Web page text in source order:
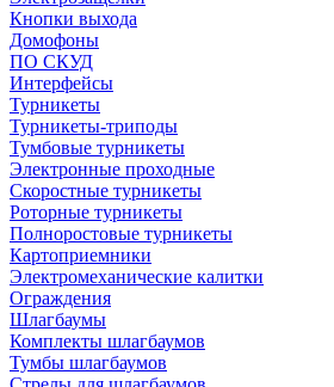
Кнопки выхода
Домофоны
ПО СКУД
Интерфейсы
Турникеты
Турникеты-триподы
Тумбовые турникеты
Электронные проходные
Скоростные турникеты
Роторные турникеты
Полноростовые турникеты
Картоприемники
Электромеханические калитки
Ограждения
Шлагбаумы
Комплекты шлагбаумов
Тумбы шлагбаумов